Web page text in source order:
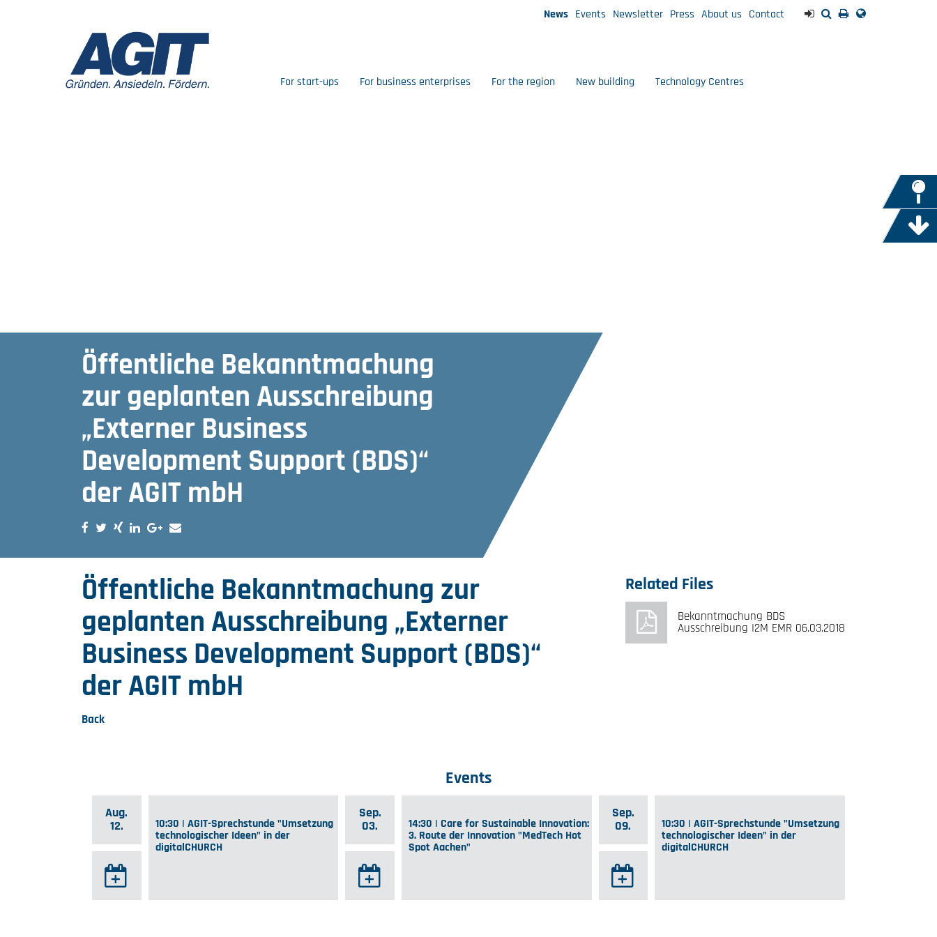
News Events Newsletter Press About us Contact
For start-ups For business enterprises For the region New building Technology Centres
Öffentliche Bekanntmachung
zur geplanten Ausschreibung
„Externer Business
Development Support (BDS)“
der AGIT mbH
Öffentliche Bekanntmachung zur
geplanten Ausschreibung „Externer
Business Development Support (BDS)“
der AGIT mbH
Back
Related Files
Bekanntmachung BDS
Ausschreibung I2M EMR 06.03.2018
Events
Aug.
12.
10:30 | AGIT-Sprechstunde "Umsetzung
technologischer Ideen" in der
digitalCHURCH
Sep.
03.
14:30 | Care for Sustainable Innovation:
3. Route der Innovation "MedTech Hot
Spot Aachen"
Sep.
09.
10:30 | AGIT-Sprechstunde "Umsetzung
technologischer Ideen" in der
digitalCHURCH